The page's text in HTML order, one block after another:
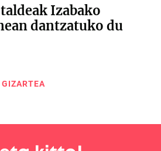
Izabako
dantzatuko du
GIZARTEA